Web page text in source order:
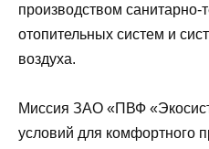
производством санитарно-
отопительных систем и
воздуха.
Миссия ЗАО «ПВФ
условий для комфортного